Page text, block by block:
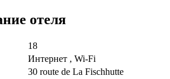
отеля
18
Интернет , Wi-Fi
30 route de La Fischhutte